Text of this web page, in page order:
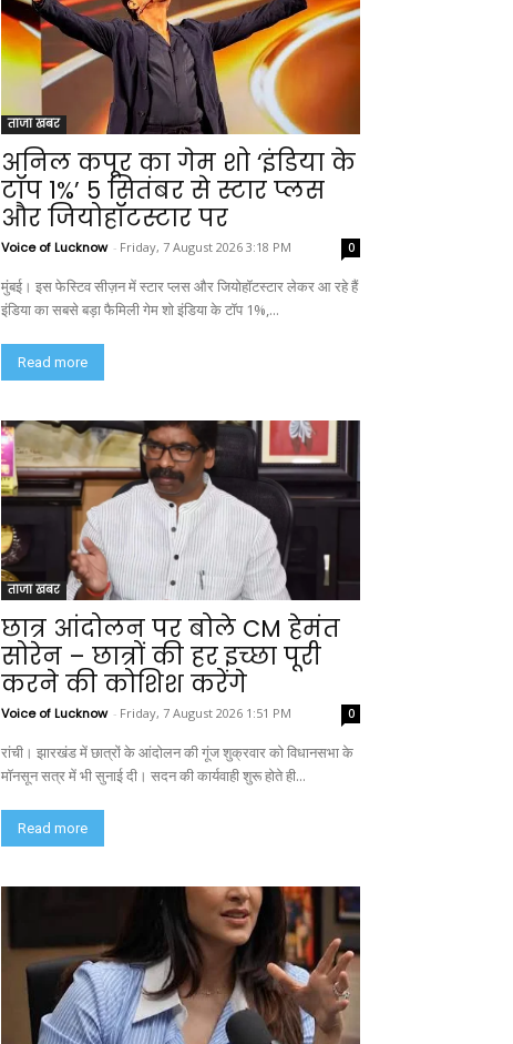
ताजा खबर
अनिल कपूर का गेम शो ‘इंडिया के
टॉप 1%’ 5 सितंबर से स्टार प्लस
और जियोहॉटस्टार पर
Voice of Lucknow - Friday, 7 August 2026 3:18 PM 0
मुंबई। इस फेस्टिव सीज़न में स्टार प्लस और जियोहॉटस्टार लेकर आ रहे हैं
इंडिया का सबसे बड़ा फैमिली गेम शो इंडिया के टॉप 1%,...
Read more
ताजा खबर
छात्र आंदोलन पर बोले CM हेमंत
सोरेन – छात्रों की हर इच्छा पूरी
करने की कोशिश करेंगे
Voice of Lucknow - Friday, 7 August 2026 1:51 PM 0
रांची। झारखंड में छात्रों के आंदोलन की गूंज शुक्रवार को विधानसभा के
मॉनसून सत्र में भी सुनाई दी। सदन की कार्यवाही शुरू होते ही...
Read more